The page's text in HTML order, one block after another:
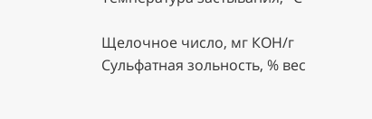
Щелочное число, мг КОН/г
Сульфатная зольность, % вес